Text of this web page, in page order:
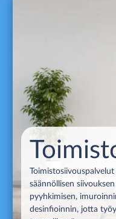
säännöllisen
pyyhkimisen,
desinfioinnin, jotta